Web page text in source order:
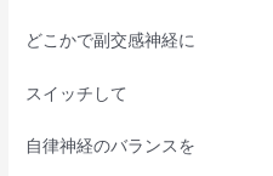
どこかで副交感神経に
スイッチして
自律神経のバランスを